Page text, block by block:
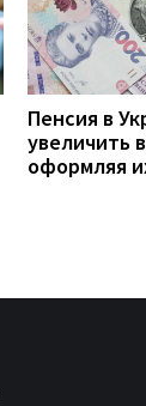
Пенсия в
увеличить
оформляя